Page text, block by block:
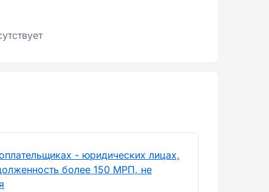
- юридических лицах,
более 150 МРП, не